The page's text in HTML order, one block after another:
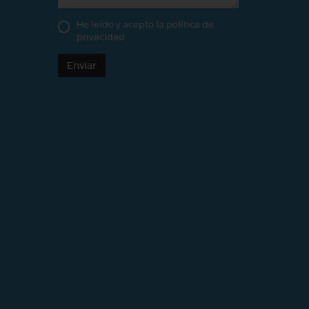
He leído y acepto la política de
privacidad
Enviar